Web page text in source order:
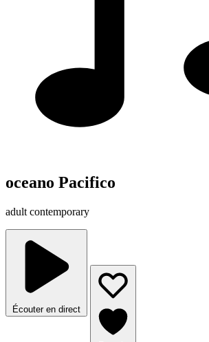
oceano Pacifico
adult contemporary
Écouter en direct